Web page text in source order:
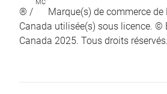
® /
MC
Marque(s) de commerce de
Canada utilisée(s) sous licence. ©
Canada 2025. Tous droits réservés.